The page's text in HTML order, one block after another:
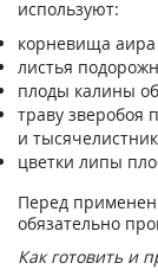
используют:
корневища аира
листья
плоды калины
траву зверобоя
и
цветки липы
Перед
обязательно
Как готовить и